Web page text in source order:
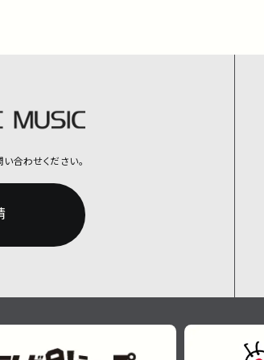
合わせください。